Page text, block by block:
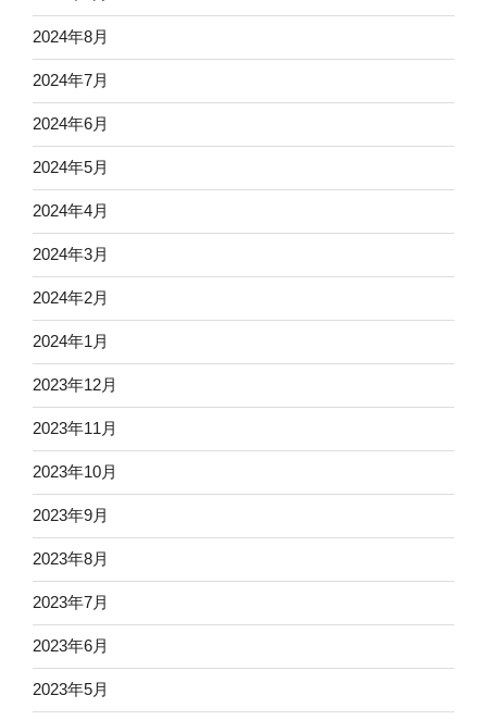
2024年8月
2024年7月
2024年6月
2024年5月
2024年4月
2024年3月
2024年2月
2024年1月
2023年12月
2023年11月
2023年10月
2023年9月
2023年8月
2023年7月
2023年6月
2023年5月